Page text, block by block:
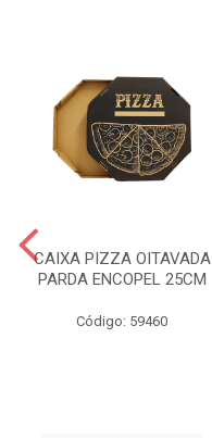
CAIXA PIZZA OITAVADA
PARDA ENCOPEL 25CM
Código: 59460